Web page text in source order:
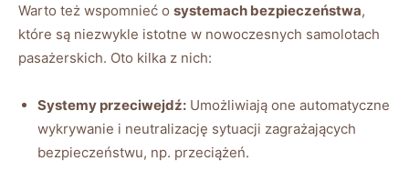
Warto też wspomnieć o systemach bezpieczeństwa,
które są niezwykle istotne w nowoczesnych samolotach
pasażerskich. Oto kilka z nich:
Systemy przeciwejdź: Umożliwiają one automatyczne
wykrywanie i neutralizację sytuacji zagrażających
bezpieczeństwu, np. przeciążeń.